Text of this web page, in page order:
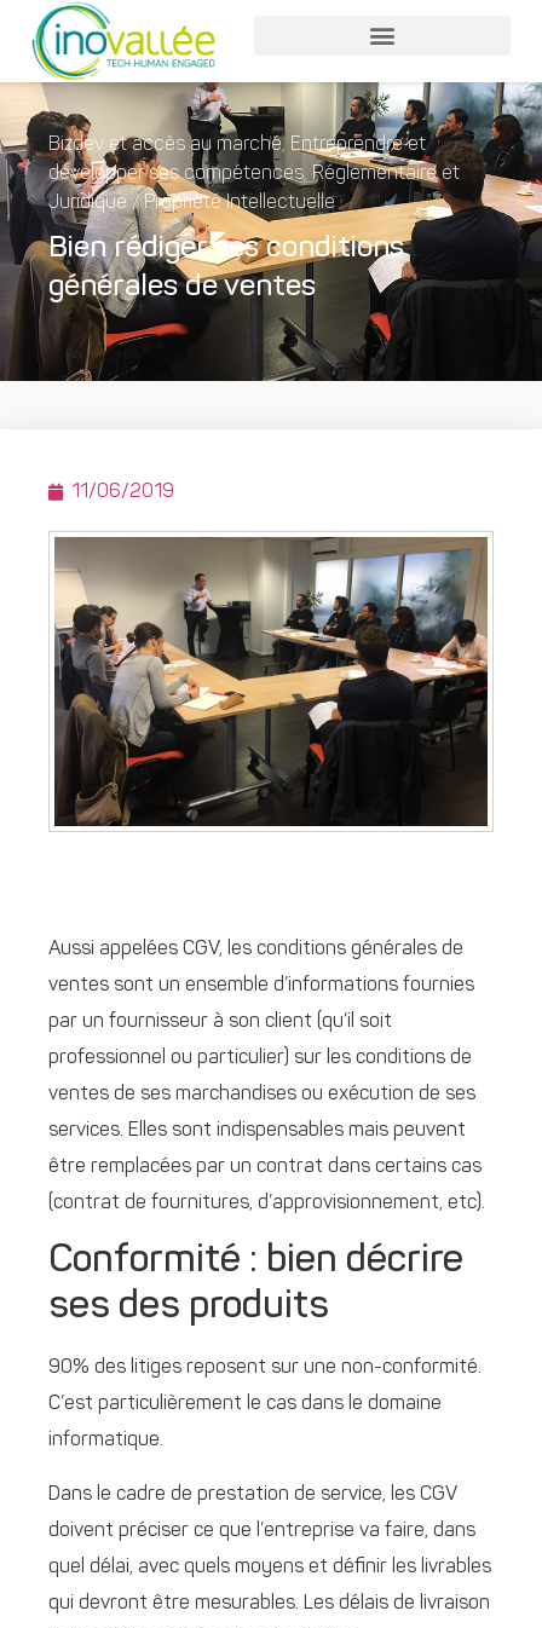
Bizdev et accès au marché, Entreprendre et
développer ses compétences, Réglementaire et
Juridique / Propriété Intellectuelle
Bien rédiger ses conditions
générales de ventes
11/06/2019
Aussi appelées CGV, les conditions générales de
ventes sont un ensemble d’informations fournies
par un fournisseur à son client (qu’il soit
professionnel ou particulier) sur les conditions de
ventes de ses marchandises ou exécution de ses
services. Elles sont indispensables mais peuvent
être remplacées par un contrat dans certains cas
(contrat de fournitures, d’approvisionnement, etc).
Conformité : bien décrire
ses des produits
90% des litiges reposent sur une non-conformité.
C’est particulièrement le cas dans le domaine
informatique.
Dans le cadre de prestation de service, les CGV
doivent préciser ce que l’entreprise va faire, dans
quel délai, avec quels moyens et définir les livrables
qui devront être mesurables. Les délais de livraison